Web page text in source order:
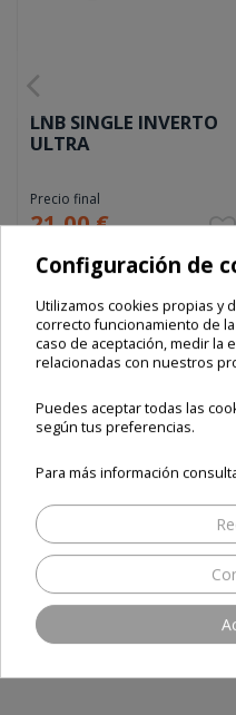
LNB SINGLE INVERTO
ULTRA
Precio final
21,00 €
Envío e impuestos incluidos
Añadir al carrito
Opiniones
SEA EL PRIMERO
Configuración de
Utilizamos cookies propias y
correcto funcionamiento de
caso de aceptación, medir la
relacionadas con nuestros
Puedes aceptar todas las
según tus preferencias.
Para más información